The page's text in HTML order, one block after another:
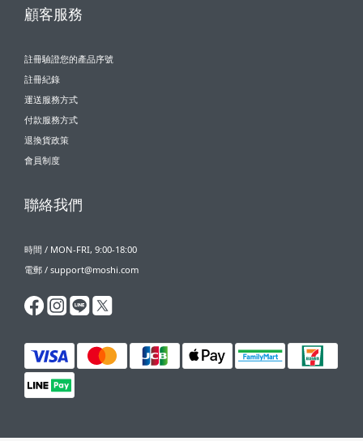
顧客服務
註冊驗證您的產品序號
註冊紀錄
運送服務方式
付款服務方式
退換貨政策
會員制度
聯絡我們
時間 / MON-FRI, 9:00-18:00
電郵 / support@moshi.com